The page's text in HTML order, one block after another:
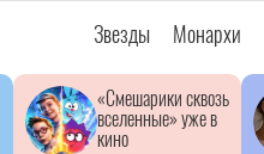
Звезды Монархи
«Смешарики сквозь
вселенные» уже в
кино